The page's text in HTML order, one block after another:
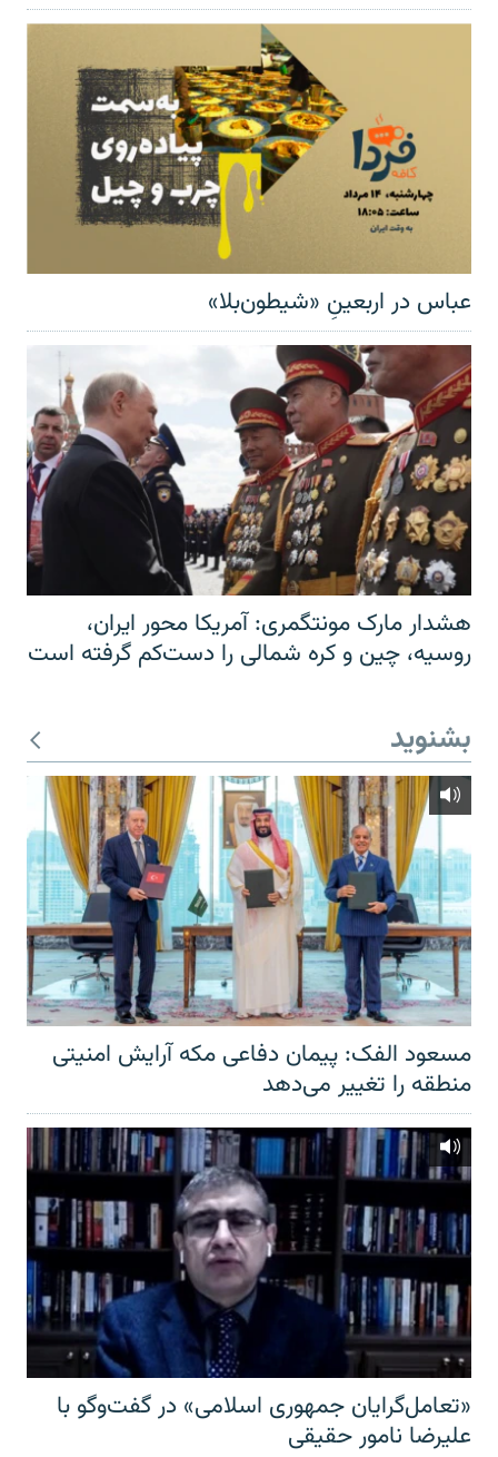
عباس در اربعینِ «شیطون‌بلا»
هشدار مارک مونتگمری: آمریکا محور ایران،
روسیه، چین و کره شمالی را دست‌کم گرفته است
بشنوید
مسعود الفک: پیمان دفاعی مکه آرایش امنیتی
منطقه را تغییر می‌دهد
«تعامل‌گرایان جمهوری اسلامی» در گفت‌وگو با
علیرضا نامور حقیقی